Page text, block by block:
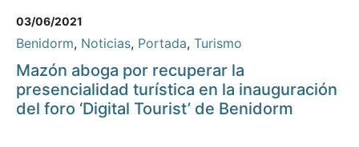
03/06/2021
Benidorm, Noticias, Portada, Turismo
Mazón aboga por recuperar la
presencialidad turística en la inauguración
del foro ‘Digital Tourist’ de Benidorm